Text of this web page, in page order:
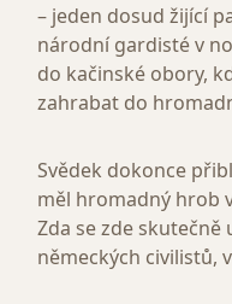
– jeden dosud žijící
národní gardisté v
do kačinské obory,
zahrabat do
Svědek dokonce
měl hromadný hrob
Zda se zde
německých civilistů,